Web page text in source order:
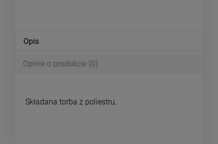
Opis
Opinie o produkcie (0)
Składana torba z poliestru.